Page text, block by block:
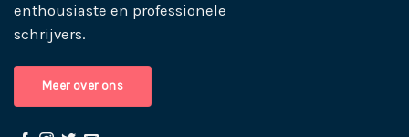
enthousiaste en professionele
schrijvers.
Meer over ons